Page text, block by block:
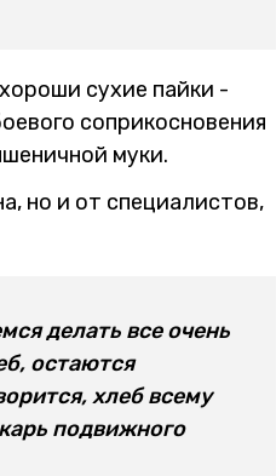
сухие пайки -
соприкосновения
муки.
но и от специалистов,
делать все очень
остаются
хлеб всему
подвижного